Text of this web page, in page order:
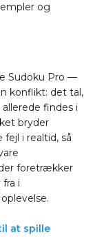
og
Sudoku Pro —
konflikt: det tal,
findes i
bryder
i realtid, så
foretrækker
i
at spille